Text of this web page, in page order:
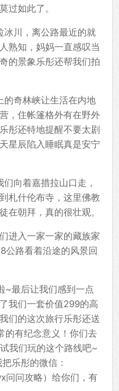
过如此了。
冰川，离公路最近的就
熟知，妈妈一直感叹当
的景象乐彤还帮我们拍
的奇林峡让生活在内地
，住帐篷格外有在野外
彤还特地提醒不要太剧
星辰陷入睡眠真是安宁
向着嘉措拉山口走，
札什伦布寺，这里佛教
在朝拜，真的很壮观。
进入一家一家的藏族家
公路看着沿途的风景回
~最后让我们感到一点
我们一套价值299的高
们的这次旅行乐彤还送
的有纪念意义！你们去
我们玩的这个路线吧~
乐彤的微信：
问问攻略）给你们，有